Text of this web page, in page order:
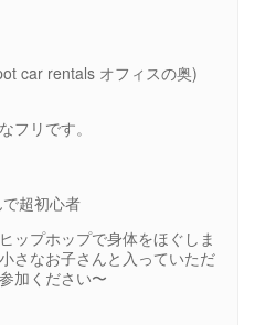
car rentals オフィスの奥)
リです。
超初心者
ップホップで身体をほぐしま
さなお子さんと入っていただ
加ください〜